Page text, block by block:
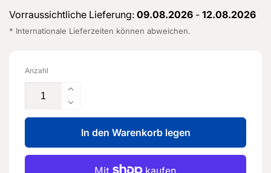
Vorraussichtliche Lieferung: 09.08.2026 - 12.08.2026
* Internationale Lieferzeiten können abweichen.
Anzahl
Erhöhe
die
Menge
für
Drucksensor
-
Verringere
die
Menge
für
Drucksensor
In den Warenkorb legen